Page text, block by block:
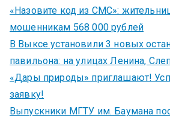
«Назовите код из СМС»:
мошенникам 568 000 рублей
В Выксе установили 3 новых
павильона: на улицах Ленина,
«Дары природы» приглашают!
заявку!
Выпускники МГТУ им. Баумана